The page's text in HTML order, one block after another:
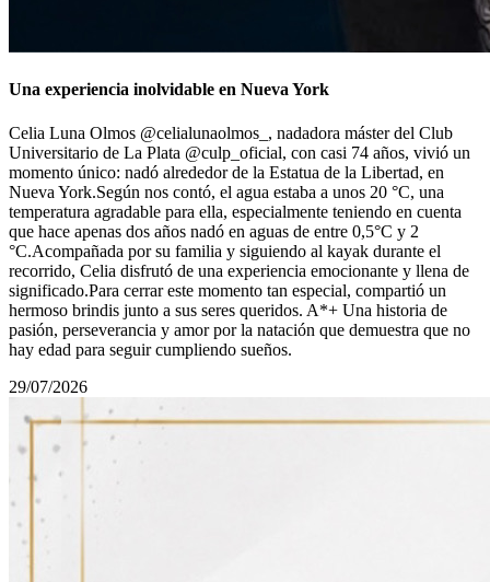
Una experiencia inolvidable en Nueva York
Celia Luna Olmos @celialunaolmos_, nadadora máster del Club
Universitario de La Plata @culp_oficial, con casi 74 años, vivió un
momento único: nadó alrededor de la Estatua de la Libertad, en
Nueva York.Según nos contó, el agua estaba a unos 20 °C, una
temperatura agradable para ella, especialmente teniendo en cuenta
que hace apenas dos años nadó en aguas de entre 0,5°С y 2
°C.Acompañada por su familia y siguiendo al kayak durante el
recorrido, Celia disfrutó de una experiencia emocionante y llena de
significado.Para cerrar este momento tan especial, compartió un
hermoso brindis junto a sus seres queridos. A*+ Una historia de
pasión, perseverancia y amor por la natación que demuestra que no
hay edad para seguir cumpliendo sueños.
29/07/2026